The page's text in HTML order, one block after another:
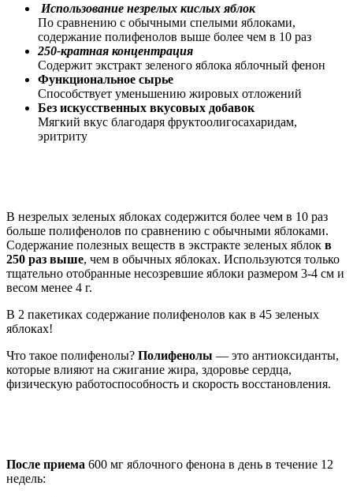
Использование незрелых кислых яблок
По сравнению с обычными спелыми яблоками,
содержание полифенолов выше более чем в 10 раз
250-кратная концентрация
Содержит экстракт зеленого яблока яблочный фенон
Функциональное сырье
Способствует уменьшению жировых отложений
Без искусственных вкусовых добавок
Мягкий вкус благодаря фруктоолигосахаридам,
эритриту
В незрелых зеленых яблоках содержится более чем в 10 раз
больше полифенолов по сравнению с обычными яблоками.
Содержание полезных веществ в экстракте зеленых яблок в
250 раз выше, чем в обычных яблоках. Используются только
тщательно отобранные несозревшие яблоки размером 3-4 см и
весом менее 4 г.
В 2 пакетиках содержание полифенолов как в 45 зеленых
яблоках!
Что такое полифенолы? Полифенолы — это антиоксиданты,
которые влияют на сжигание жира, здоровье сердца,
физическую работоспособность и скорость восстановления.
После приема 600 мг яблочного фенона в день в течение 12
недель: